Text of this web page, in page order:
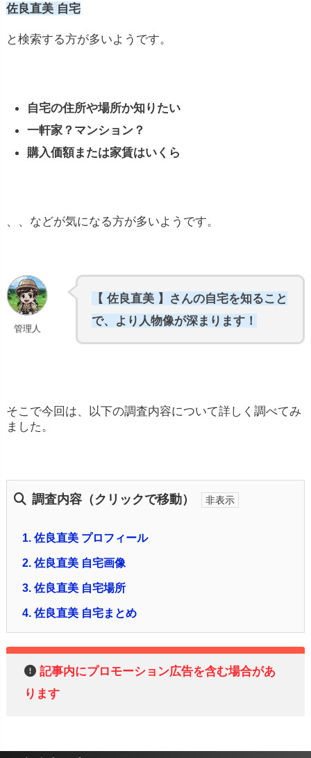
佐良直美 自宅
と検索する方が多いようです。
自宅の住所や場所か知りたい
一軒家？マンション？
購入価額または家賃はいくら
、、などが気になる方が多いようです。
管理人
【 佐良直美 】さんの自宅を知ること
で、より人物像が深まります！
そこで今回は、以下の調査内容について詳しく調べてみ
ました。
調査内容（クリックで移動）
1. 佐良直美 プロフィール
2. 佐良直美 自宅画像
3. 佐良直美 自宅場所
4. 佐良直美 自宅まとめ
記事内にプロモーション広告を含む場合があ
ります